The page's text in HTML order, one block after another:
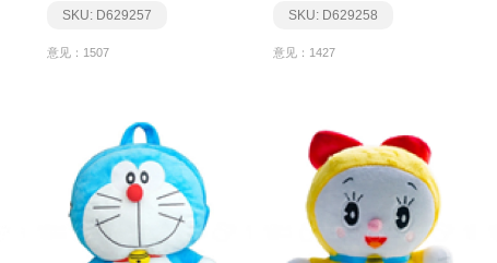
SKU: D629257
意见：1507
SKU: D629258
意见：1427